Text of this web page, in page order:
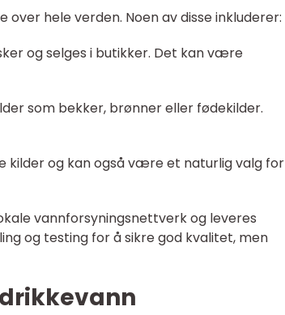
hele verden. Noen av disse inkluderer:
og selges i butikker. Det kan være
som bekker, brønner eller fødekilder.
kilder og kan også være et naturlig valg for
vannforsyningsnettverk og leveres
og testing for å sikre god kvalitet, men